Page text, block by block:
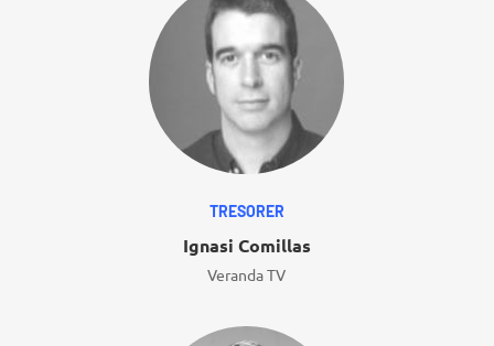
TRESORER
Ignasi Comillas
Veranda TV